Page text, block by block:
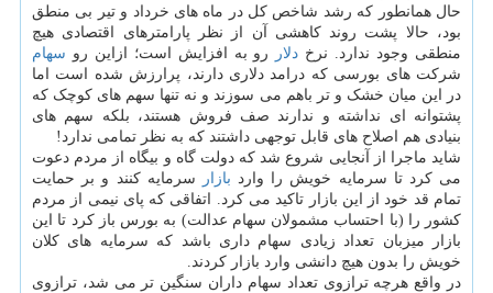
حال همانطور که رشد شاخص کل در ماه های خرداد و تیر بی منطق
بود، حالا پشت روند کاهشی آن از نظر پارامترهای اقتصادی هیچ
منطقی وجود ندارد. نرخ دلار رو به افزایش است؛ ازاین رو سهام
شرکت های بورسی که درامد دلاری دارند، پرارزش شده است اما
در این میان خشک و تر باهم می سوزند و نه تنها سهم های کوچک که
پشتوانه ای نداشته و ندارند صف فروش هستند، بلکه سهم های
بنیادی هم اصلاح های قابل توجهی داشتند که به نظر تمامی ندارد!
شاید ماجرا از آنجایی شروع شد که دولت گاه و بیگاه از مردم دعوت
می کرد تا سرمایه خویش را وارد بازار
سرمایه کنند و بر حمایت
تمام قد خود از این بازار تاکید می کرد. اتفاقی که پای نیمی از مردم
کشور را (با احتساب مشمولان سهام عدالت) به بورس باز کرد تا این
بازار میزبان تعداد زیادی سهام داری باشد که سرمایه های کلان
خویش را بدون هیچ دانشی وارد بازار کردند.
در واقع هرچه ترازوی تعداد سهام داران سنگین تر می شد، ترازوی